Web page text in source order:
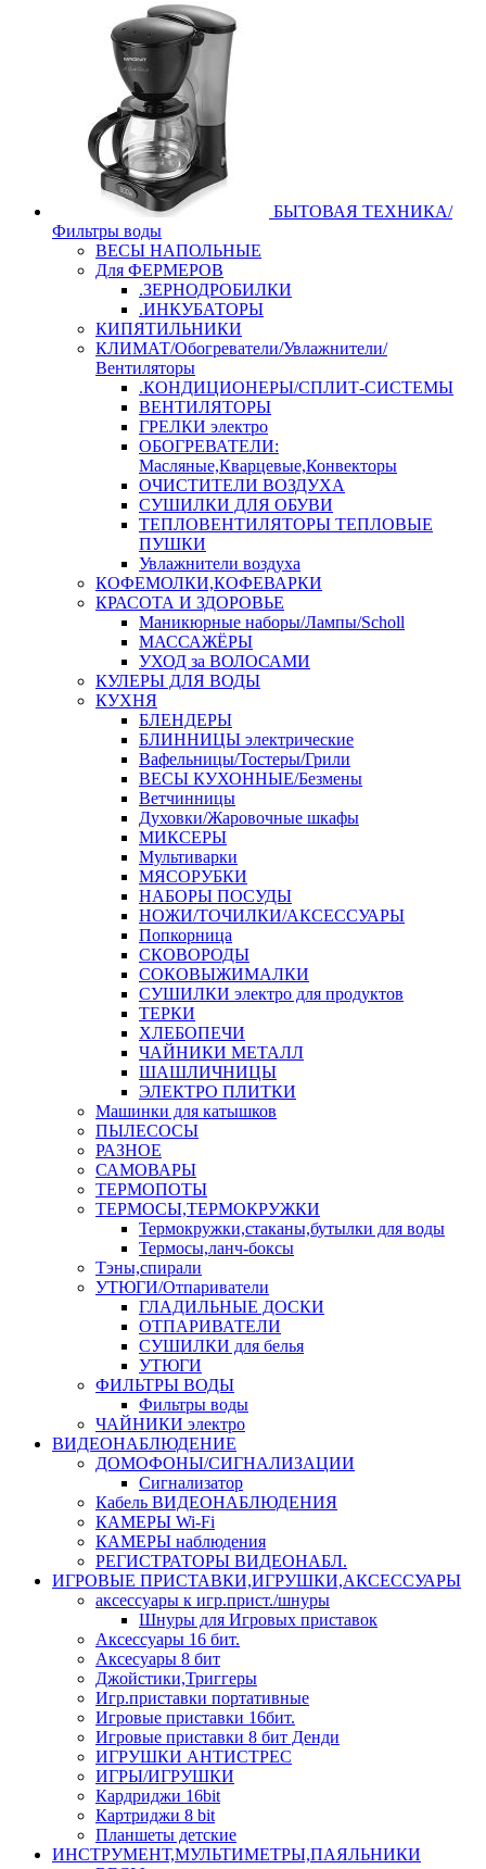
БЫТОВАЯ ТЕХНИКА/
Фильтры воды
ВЕСЫ НАПОЛЬНЫЕ
Для ФЕРМЕРОВ
.ЗЕРНОДРОБИЛКИ
.ИНКУБАТОРЫ
КИПЯТИЛЬНИКИ
КЛИМАТ/Обогреватели/Увлажнители/
Вентиляторы
.КОНДИЦИОНЕРЫ/СПЛИТ-СИСТЕМЫ
ВЕНТИЛЯТОРЫ
ГРЕЛКИ электро
ОБОГРЕВАТЕЛИ:
Масляные,Кварцевые,Конвекторы
ОЧИСТИТЕЛИ ВОЗДУХА
СУШИЛКИ ДЛЯ ОБУВИ
ТЕПЛОВЕНТИЛЯТОРЫ ТЕПЛОВЫЕ
ПУШКИ
Увлажнители воздуха
КОФЕМОЛКИ,КОФЕВАРКИ
КРАСОТА И ЗДОРОВЬЕ
Маникюрные наборы/Лампы/Scholl
МАССАЖЁРЫ
УХОД за ВОЛОСАМИ
КУЛЕРЫ ДЛЯ ВОДЫ
КУХНЯ
БЛЕНДЕРЫ
БЛИННИЦЫ электрические
Вафельницы/Тостеры/Грили
ВЕСЫ КУХОННЫЕ/Безмены
Ветчинницы
Духовки/Жаровочные шкафы
МИКСЕРЫ
Мультиварки
МЯСОРУБКИ
НАБОРЫ ПОСУДЫ
НОЖИ/ТОЧИЛКИ/АКСЕССУАРЫ
Попкорница
СКОВОРОДЫ
СОКОВЫЖИМАЛКИ
СУШИЛКИ электро для продуктов
ТЕРКИ
ХЛЕБОПЕЧИ
ЧАЙНИКИ МЕТАЛЛ
ШАШЛИЧНИЦЫ
ЭЛЕКТРО ПЛИТКИ
Машинки для катышков
ПЫЛЕСОСЫ
РАЗНОЕ
САМОВАРЫ
ТЕРМОПОТЫ
ТЕРМОСЫ,ТЕРМОКРУЖКИ
Термокружки,стаканы,бутылки для воды
Термосы,ланч-боксы
Тэны,спирали
УТЮГИ/Отпариватели
ГЛАДИЛЬНЫЕ ДОСКИ
ОТПАРИВАТЕЛИ
СУШИЛКИ для белья
УТЮГИ
ФИЛЬТРЫ ВОДЫ
Фильтры воды
ЧАЙНИКИ электро
ВИДЕОНАБЛЮДЕНИЕ
ДОМОФОНЫ/СИГНАЛИЗАЦИИ
Сигнализатор
Кабель ВИДЕОНАБЛЮДЕНИЯ
КАМЕРЫ Wi-Fi
КАМЕРЫ наблюдения
РЕГИСТРАТОРЫ ВИДЕОНАБЛ.
ИГРОВЫЕ ПРИСТАВКИ,ИГРУШКИ,АКСЕССУАРЫ
аксесcуары к игр.прист./шнуры
Шнуры для Игровых приставок
Аксессуары 16 бит.
Аксесуары 8 бит
Джойстики,Триггеры
Игр.приставки портативные
Игровые приставки 16бит.
Игровые приставки 8 бит Денди
ИГРУШКИ АНТИСТРЕС
ИГРЫ/ИГРУШКИ
Кардриджи 16bit
Картриджи 8 bit
Планшеты детские
ИНСТРУМЕНТ,МУЛЬТИМЕТРЫ,ПАЯЛЬНИКИ